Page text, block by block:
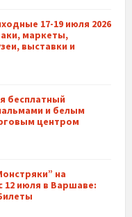
17-19 июля 2026
маркеты,
выставки и
бесплатный
и белым
центром
на
12 июля в Варшаве: